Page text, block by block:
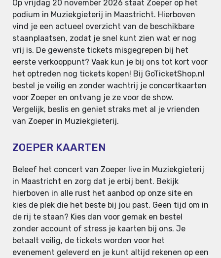
Op vrijdag 20 november 2026 staat Zoeper op het
podium in Muziekgieterij in Maastricht. Hierboven
vind je een actueel overzicht van de beschikbare
staanplaatsen, zodat je snel kunt zien wat er nog
vrij is. De gewenste tickets misgegrepen bij het
eerste verkooppunt? Vaak kun je bij ons tot kort voor
het optreden nog tickets kopen! Bij GoTicketShop.nl
bestel je veilig en zonder wachtrij je concertkaarten
voor Zoeper en ontvang je ze voor de show.
Vergelijk, beslis en geniet straks met al je vrienden
van Zoeper in Muziekgieterij.
ZOEPER KAARTEN
Beleef het concert van Zoeper live in Muziekgieterij
in Maastricht en zorg dat je erbij bent. Bekijk
hierboven in alle rust het aanbod op onze site en
kies de plek die het beste bij jou past. Geen tijd om in
de rij te staan? Kies dan voor gemak en bestel
zonder account of stress je kaarten bij ons. Je
betaalt veilig, de tickets worden voor het
evenement geleverd en je kunt altijd rekenen op een